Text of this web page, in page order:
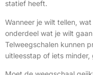
statief heeft.
Wanneer je wilt tellen,
onderdeel wat je wilt
Telweegschalen kunnen
uitleesstap of iets minder,